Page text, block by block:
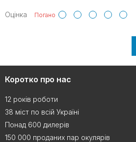
Оцінка Погано
Коротко про нас
12 років роботи
38 міст по всій Україні
Понад 600 дилерів
150 000 проданих пар окулярів